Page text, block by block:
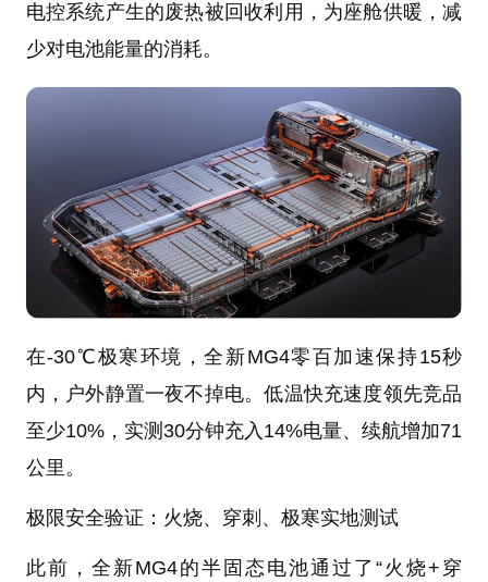
电控系统产生的废热被回收利用，为座舱供暖，减
少对电池能量的消耗。
在-30℃极寒环境，全新MG4零百加速保持15秒
内，户外静置一夜不掉电。低温快充速度领先竞品
至少10%，实测30分钟充入14%电量、续航增加71
公里。
极限安全验证：火烧、穿刺、极寒实地测试
此前，全新MG4的半固态电池通过了“火烧+穿